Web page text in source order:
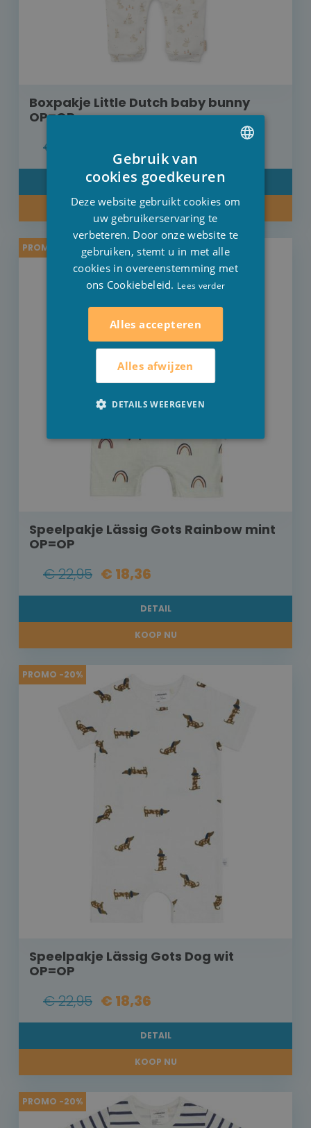
Boxpakje Little Dutch baby bunny
OP=OP
€ 24,95
DETAIL
KOOP NU
PROMO -20%
Speelpakje Lässig Gots Rainbow mint
OP=OP
€ 22,95 € 18,36
DETAIL
KOOP NU
PROMO -20%
Speelpakje Lässig Gots Dog wit
OP=OP
€ 22,95 € 18,36
DETAIL
KOOP NU
PROMO -20%
ENGLISH
Gebruik van
cookies goedkeuren
Deze website gebruikt cookies om
uw gebruikerservaring te
verbeteren. Door onze website te
gebruiken, stemt u in met alle
cookies in overeenstemming met
ons Cookiebeleid. Lees verder
Alles accepteren
Alles afwijzen
DETAILS WEERGEVEN